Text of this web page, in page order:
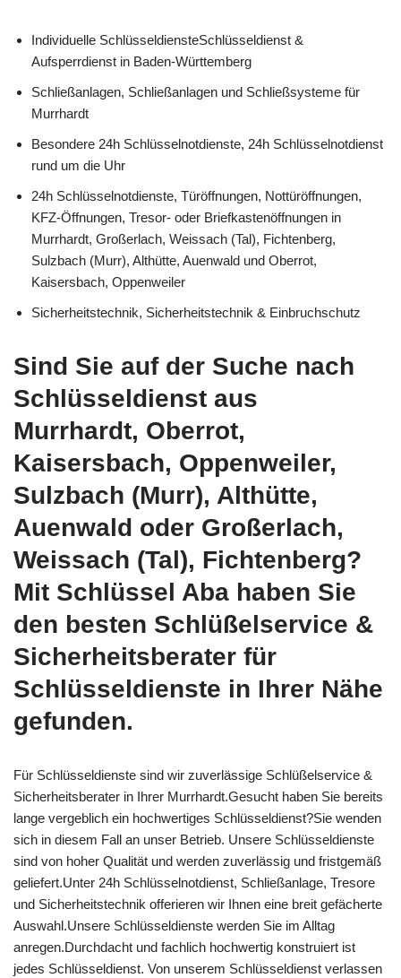
Individuelle SchlüsseldiensteSchlüsseldienst &
Aufsperrdienst in Baden-Württemberg
Schließanlagen, Schließanlagen und Schließsysteme für
Murrhardt
Besondere 24h Schlüsselnotdienste, 24h Schlüsselnotdienst
rund um die Uhr
24h Schlüsselnotdienste, Türöffnungen, Nottüröffnungen,
KFZ-Öffnungen, Tresor- oder Briefkastenöffnungen in
Murrhardt, Großerlach, Weissach (Tal), Fichtenberg,
Sulzbach (Murr), Althütte, Auenwald und Oberrot,
Kaisersbach, Oppenweiler
Sicherheitstechnik, Sicherheitstechnik & Einbruchschutz
Sind Sie auf der Suche nach
Schlüsseldienst aus
Murrhardt, Oberrot,
Kaisersbach, Oppenweiler,
Sulzbach (Murr), Althütte,
Auenwald oder Großerlach,
Weissach (Tal), Fichtenberg?
Mit Schlüssel Aba haben Sie
den besten Schlüßelservice &
Sicherheitsberater für
Schlüsseldienste in Ihrer Nähe
gefunden.
Für Schlüsseldienste sind wir zuverlässige Schlüßelservice &
Sicherheitsberater in Ihrer Murrhardt.Gesucht haben Sie bereits
lange vergeblich ein hochwertiges Schlüsseldienst?Sie wenden
sich in diesem Fall an unser Betrieb. Unsere Schlüsseldienste
sind von hoher Qualität und werden zuverlässig und fristgemäß
geliefert.Unter 24h Schlüsselnotdienst, Schließanlage, Tresore
und Sicherheitstechnik offerieren wir Ihnen eine breit gefächerte
Auswahl.Unsere Schlüsseldienste werden Sie im Alltag
anregen.Durchdacht und fachlich hochwertig konstruiert ist
jedes Schlüsseldienst. Von unserem Schlüsseldienst verlassen